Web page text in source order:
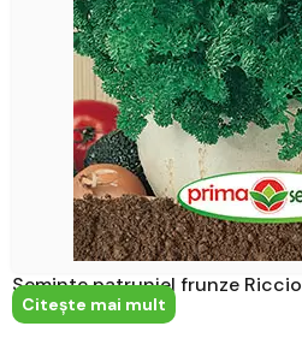
Seminte patrunjel frunze Riccio
Citeşte mai mult